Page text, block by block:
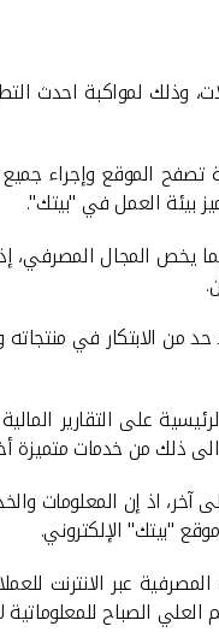
وذلك لمواكبة احدث
تصفح الموقع وإجراء
بيئة العمل في "بيتك".
المجال المصرفي،
الابتكار في
التقارير المالية
الى ذلك من خدمات متميزة
اذ إن المعلومات
"بيتك" الإلكتروني.